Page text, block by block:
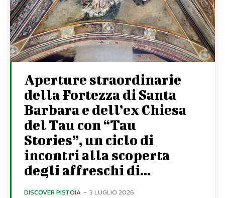
Aperture straordinarie
della Fortezza di Santa
Barbara e dell’ex Chiesa
del Tau con “Tau
Stories”, un ciclo di
incontri alla scoperta
degli affreschi di...
DISCOVER PISTOIA - 3 LUGLIO 2026